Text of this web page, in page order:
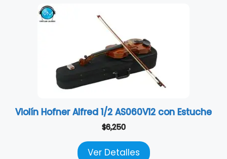
Violín Hofner Alfred 1/2 AS060V12 con Estuche
$6,250
Ver Detalles